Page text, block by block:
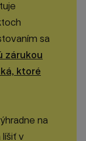
sa
zárukou
ktoré
na
v